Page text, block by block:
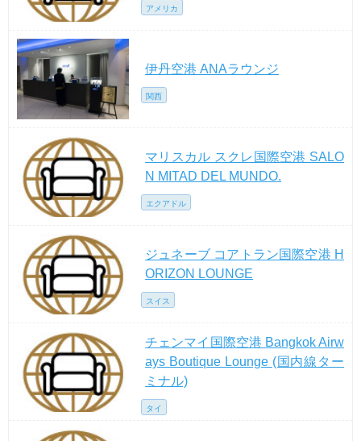
アメリカ
伊丹空港 ANAラウンジ
関西
マリスカル スクレ国際空港 SALO
N MITAD DEL MUNDO.
エクアドル
ジュネーブ コアトラン国際空港 H
ORIZON LOUNGE
スイス
チェンマイ国際空港 Bangkok Airw
ays Boutique Lounge (国内線ター
ミナル)
タイ